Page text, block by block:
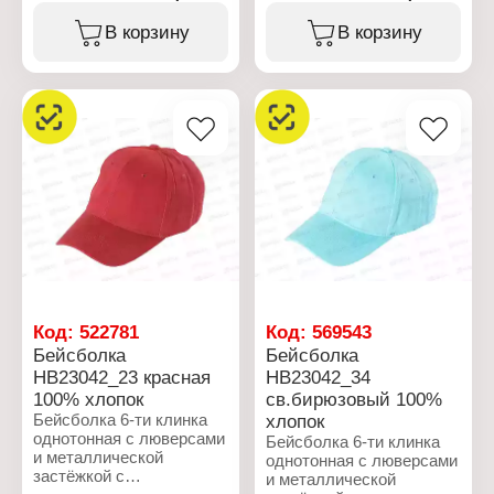
Характеристики:
Бренд: Rossini
Крой: 6-ти клинка
Декор: с люверсами
Размер: 58
Цвет: синий
Материал: джинса
Состав: 100% хлопок
Застежка: регулируемая,
с пряжкой
Сезон: Весна-Лето
В корзину
плотной хлопковой
саржи.
Артикул: НB 23042
Тип товара: Бейсболка
Крой: 6-ти клинка
Декор: с люверсами
Размер: 56-58
Цвет: бордовый
Материал: саржа
Состав: 100% хлопок
Застежка: регулируемая,
с пряжкой
В корзину
Код: 522781
Бейсболка
НB23042_23 красная
100% хлопок
Бейсболка 6-ти клинка
однотонная с люверсами
и металлической
застёжкой с
Код:569543
Бейсболка
НB23042_34
св.бирюзовый 100%
хлопок
Бейсболка 6-ти клинка
однотонная с люверсами
и металлической